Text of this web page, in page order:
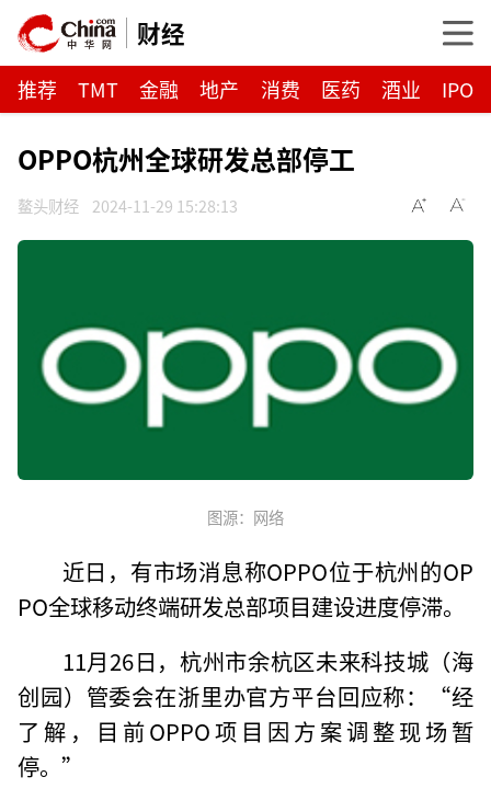
财经
推荐 TMT 金融 地产 消费 医药 酒业 IPO
OPPO杭州全球研发总部停工
鳌头财经 2024-11-29 15:28:13
图源：网络
近日，有市场消息称OPPO位于杭州的OP
PO全球移动终端研发总部项目建设进度停滞。
11月26日，杭州市余杭区未来科技城（海
创园）管委会在浙里办官方平台回应称：“经
了解，目前OPPO项目因方案调整现场暂
停。”